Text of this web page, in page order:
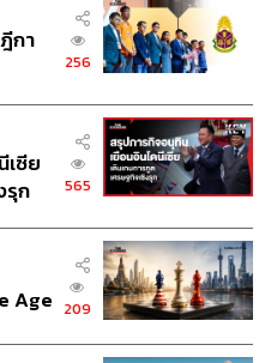
กา
256
เซีย
รุก
565
Age
209